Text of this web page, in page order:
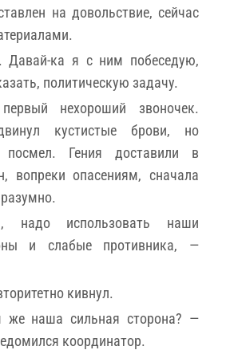
на довольствие, сейчас
Давай-ка я с ним побеседую,
политическую задачу.
нехороший звоночек.
кустистые брови, но
Гения доставили в
вопреки опасениям, сначала
использовать наши
и слабые противника, —
кивнул.
наша сильная сторона? —
координатор.